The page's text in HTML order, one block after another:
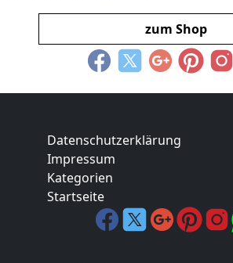
zum Shop
Datenschutzerklärung
Impressum
Kategorien
Startseite